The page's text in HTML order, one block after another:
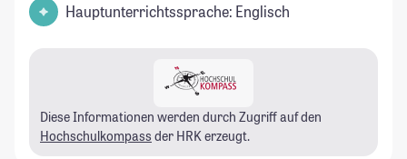
Hauptunterrichtssprache: Englisch
Diese Informationen werden durch Zugriff auf den
Hochschulkompass der HRK erzeugt.